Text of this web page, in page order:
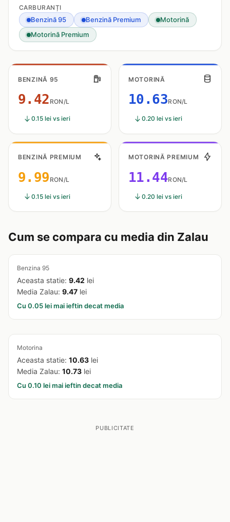
CARBURANȚI
Benzină 95 Benzină Premium
Motorină
Motorină Premium
BENZINĂ 95
9.42 RON/L
0.15 lei vs ieri
MOTORINĂ
10.63RON/L
0.20 lei vs ieri
BENZINĂ PREMIUM
9.99 RON/L
0.15 lei vs ieri
MOTORINĂ PREMIUM
11.44RON/L
0.20 lei vs ieri
Cum se compara cu media din Zalau
Benzina 95
Aceasta statie: 9.42 lei
Media Zalau: 9.47 lei
Cu 0.05 lei mai ieftin decat media
Motorina
Aceasta statie: 10.63 lei
Media Zalau: 10.73 lei
Cu 0.10 lei mai ieftin decat media
PUBLICITATE